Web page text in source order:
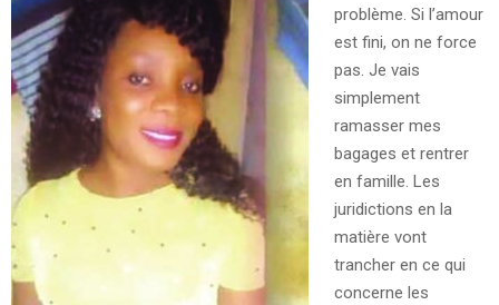
problème. Si l’amour
est fini, on ne force
pas. Je vais
simplement
ramasser mes
bagages et rentrer
en famille. Les
juridictions en la
matière vont
trancher en ce qui
concerne les